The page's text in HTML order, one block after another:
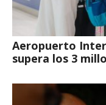
Aeropuerto
supera los 3